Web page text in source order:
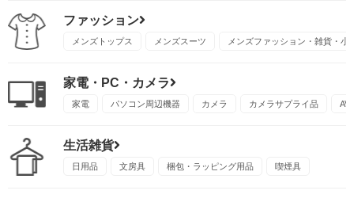
ファッション
メンズトップス メンズスーツ メンズファッション・雑貨・小
家電・PC・カメラ
家電 パソコン周辺機器 カメラ カメラサプライ品 AV
生活雑貨
日用品 文房具 梱包・ラッピング用品 喫煙具